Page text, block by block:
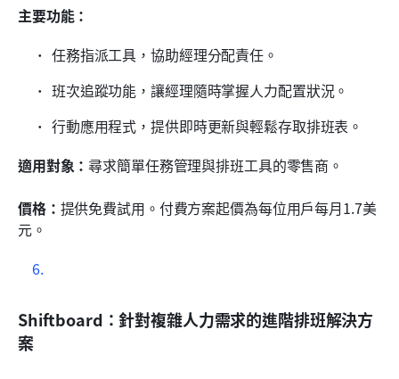
主要功能：
任務指派工具，協助經理分配責任。
班次追蹤功能，讓經理隨時掌握人力配置狀況。
行動應用程式，提供即時更新與輕鬆存取排班表。
適用對象：尋求簡單任務管理與排班工具的零售商。
價格： 提供免費試用。付費方案起價為每位用戶每月1.7美
元。
Shiftboard：針對複雜人力需求的進階排班解決方
案